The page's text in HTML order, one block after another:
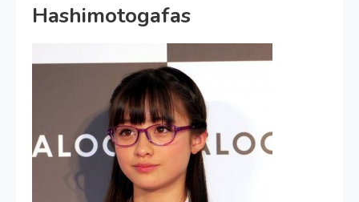
Hashimotogafas